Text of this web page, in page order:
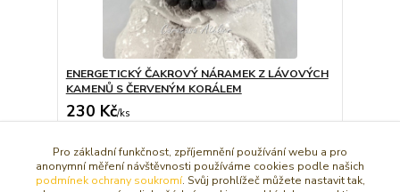
ENERGETICKÝ ČAKROVÝ NÁRAMEK Z LÁVOVÝCH
KAMENŮ S ČERVENÝM KORÁLEM
230 Kč/ks
Pro základní funkčnost, zpříjemnění používání webu a pro
anonymní měření návštěvnosti používáme cookies podle našich
podmínek ochrany soukromí. Svůj prohlížeč můžete nastavit tak,